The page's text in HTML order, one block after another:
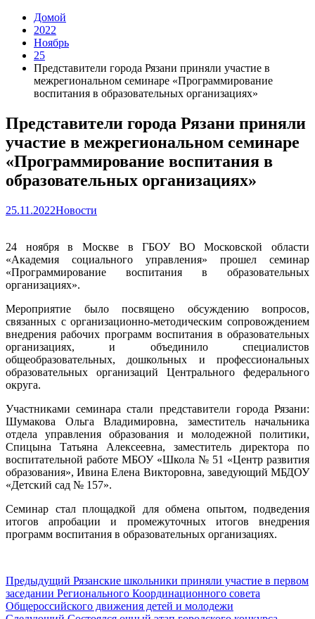
Домой
2022
Ноябрь
25
Представители города Рязани приняли участие в
межрегиональном семинаре «Программирование
воспитания в образовательных организациях»
Представители города Рязани приняли
участие в межрегиональном семинаре
«Программирование воспитания в
образовательных организациях»
25.11.2022Новости
24 ноября в Москве в ГБОУ ВО Московской области
«Академия социального управления» прошел семинар
«Программирование воспитания в образовательных
организациях».
Мероприятие было посвящено обсуждению вопросов,
связанных с организационно-методическим сопровождением
внедрения рабочих программ воспитания в образовательных
организациях, и объединило специалистов
общеобразовательных, дошкольных и профессиональных
образовательных организаций Центрального федерального
округа.
Участниками семинара стали представители города Рязани:
Шумакова Ольга Владимировна, заместитель начальника
отдела управления образования и молодежной политики,
Спицына Татьяна Алексеевна, заместитель директора по
воспитательной работе МБОУ «Школа № 51 «Центр развития
образования», Ивина Елена Викторовна, заведующий МБДОУ
«Детский сад № 157».
Семинар стал площадкой для обмена опытом, подведения
итогов апробации и промежуточных итогов внедрения
программ воспитания в образовательных организациях.
Навигация
по
Предыдущий Предыдущий
пост:
Рязанские школьники приняли участие в первом
заседании Регионального Координационного совета
Общероссийского движения детей и молодежи